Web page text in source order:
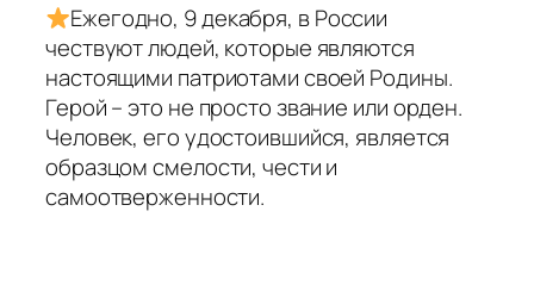
Ежегодно, 9 декабря, в России
чествуют людей, которые являются
настоящими патриотами своей Родины.
Герой – это не просто звание или орден.
Человек, его удостоившийся, является
образцом смелости, чести и
самоотверженности.